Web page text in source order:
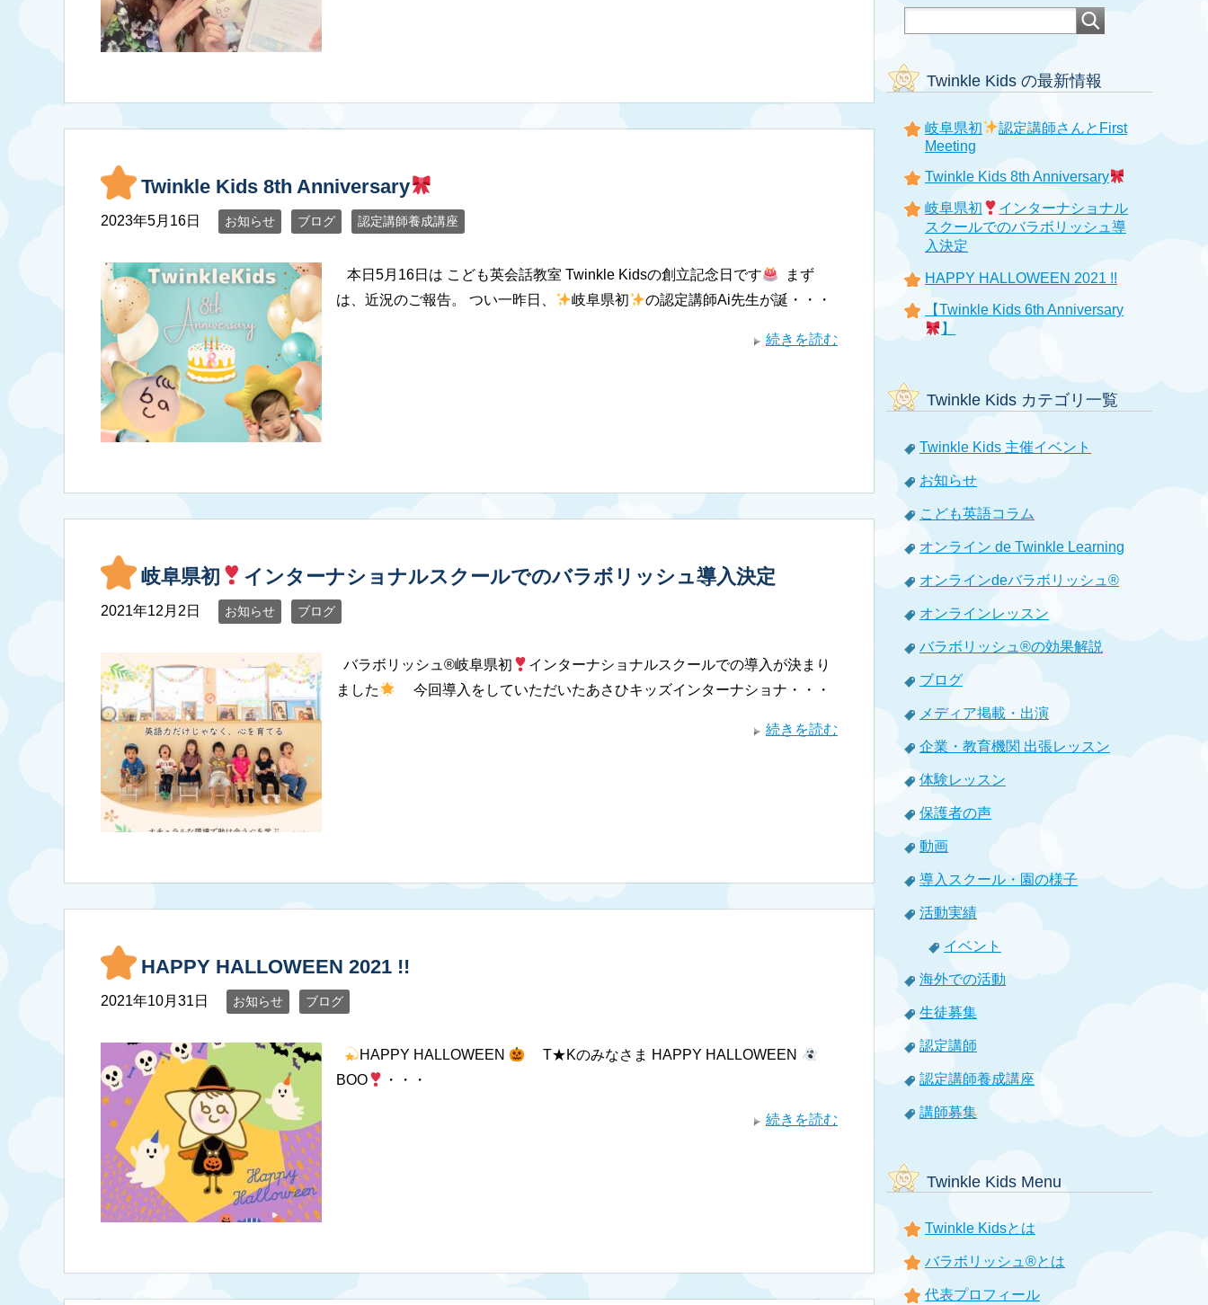
Twinkle Kids 8th Anniversary
2023年5月16日 お知らせ ブログ 認定講師養成講座
⁡ 本日5月16日は こども英会話教室 Twinkle Kidsの創立記念日です
⁡ まず
は、近況のご報告。 つい一昨日、
岐阜県初 の認定講師Ai先生が誕・・・
続きを読む
岐阜県初 インターナショナルスクールでのバラボリッシュ導入決定
2021年12月2日 お知らせ ブログ
バラボリッシュ®︎岐阜県初
インターナショナルスクールでの導入が決まり
ました
今回導入をしていただいたあさひキッズインターナショナ・・・
続きを読む
HAPPY HALLOWEEN 2021 !!
2021年10月31日 お知らせ ブログ
HAPPY HALLOWEEN
T★Kのみなさま HAPPY HALLOWEEN
BOO
・・・
続きを読む
Twinkle Kids の最新情報
岐阜県初
認定講師さんとFirst
Meeting
Twinkle Kids 8th Anniversary
岐阜県初
インターナショナル
スクールでのバラボリッシュ導
入決定
HAPPY HALLOWEEN 2021 !!
【Twinkle Kids 6th Anniversary
】
Twinkle Kids カテゴリ一覧
Twinkle Kids 主催イベント
お知らせ
こども英語コラム
オンライン de Twinkle Learning
オンラインdeバラボリッシュ®
オンラインレッスン
バラボリッシュ®の効果解説
ブログ
メディア掲載・出演
企業・教育機関 出張レッスン
体験レッスン
保護者の声
動画
導入スクール・園の様子
活動実績
イベント
海外での活動
生徒募集
認定講師
認定講師養成講座
講師募集
Twinkle Kids Menu
Twinkle Kidsとは
バラボリッシュ®とは
代表プロフィール